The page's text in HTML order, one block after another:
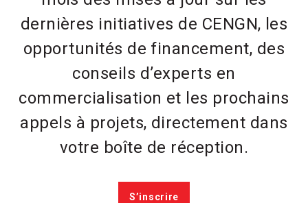
dernières initiatives de CENGN, les
opportunités de financement, des
conseils d’experts en
commercialisation et les prochains
appels à projets, directement dans
votre boîte de réception.
S’inscrire